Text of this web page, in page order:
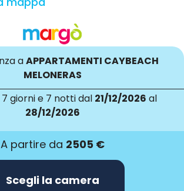
aAPPARTAMENTI CAYBEACH
MELONERAS
giorni e 7 notti dal 21/12/2026 al
28/12/2026
A partire da 2505 €
Scegli la camera